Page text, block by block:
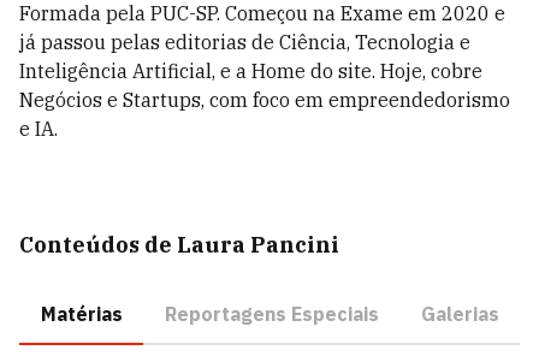
Formada pela PUC-SP. Começou na Exame em 2020 e
já passou pelas editorias de Ciência, Tecnologia e
Inteligência Artificial, e a Home do site. Hoje, cobre
Negócios e Startups, com foco em empreendedorismo
e IA.
Conteúdos de Laura Pancini
Matérias Reportagens Especiais Galerias